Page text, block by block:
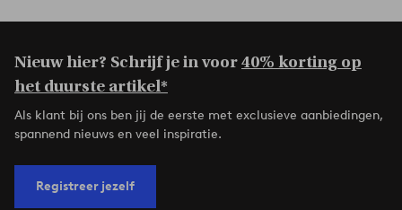
Nieuw hier? Schrijf je in voor40% korting op
het duurste artikel*
Als klant bij ons ben jij de eerste met exclusieve aanbiedingen,
spannend nieuws en veel inspiratie.
Registreer jezelf